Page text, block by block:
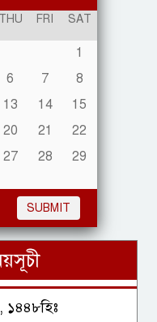
দুইদিনব্যাপী ফ্রি
ভোটার বেড়েছে ৩ লাখ
৩১৫ জন
2024
THU FRI SAT
1
6 7
8
13 14
15
20 21
22
27 28
29
SUBMIT
১৪৪৮হিঃ